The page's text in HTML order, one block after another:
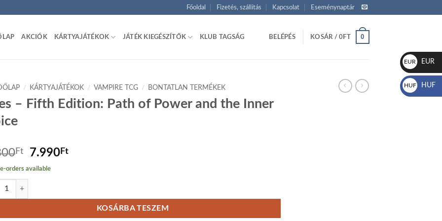
Főoldal Fizetés, szállítás Kapcsolat Eseménynaptár
AKCIÓK KÁRTYAJÁTÉKOK JÁTÉK KIEGÉSZÍTŐK KLUB TAGSÁG BELÉPÉS KOSÁR /0FT 0
/ KÁRTYAJÁTÉKOK / VAMPIRE TCG / BONTATLAN TERMÉKEK
– Fifth Edition: Path of Power and the Inner
Ft
Original
price
7.990FtCurrent
orders available
- Fifth Edition: Path of Power and the Inner Voice mennyiség
KOSÁRBA TESZEM
EUR
€
EUR
HUF
Ft
HUF